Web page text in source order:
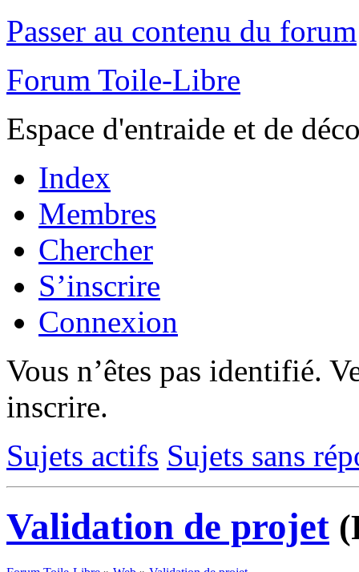
Passer au contenu du forum
Forum Toile-Libre
Espace d'entraide et de
Index
Membres
Chercher
S’inscrire
Connexion
Vous n’êtes pas identifié.
inscrire.
Sujets actifs Sujets sans
Validation de projet